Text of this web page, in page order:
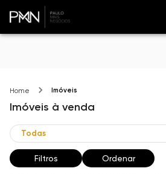
Home Imóveis
Imóveis à venda
Filtros Ordenar